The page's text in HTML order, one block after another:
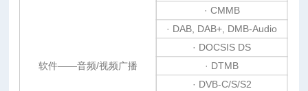
软件——音频/视频广播
· CMMB
· DAB, DAB+, DMB-Audio
· DOCSIS DS
· DTMB
· DVB-C/S/S2